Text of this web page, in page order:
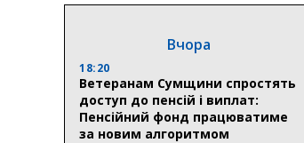
Вчора
18:20
Ветеранам Сумщини спростять
доступ до пенсій і виплат:
Пенсійний фонд працюватиме
за новим алгоритмом